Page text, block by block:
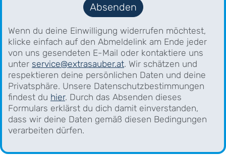
Absenden
Wenn du deine Einwilligung widerrufen möchtest,
klicke einfach auf den Abmeldelink am Ende jeder
von uns gesendeten E-Mail oder kontaktiere uns
unter service@extrasauber.at. Wir schätzen und
respektieren deine persönlichen Daten und deine
Privatsphäre. Unsere Datenschutzbestimmungen
findest du hier. Durch das Absenden dieses
Formulars erklärst du dich damit einverstanden,
dass wir deine Daten gemäß diesen Bedingungen
verarbeiten dürfen.